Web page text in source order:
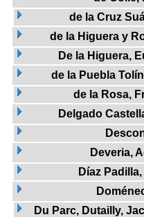
de la Cruz
de la Higuera y
De la Higuera,
de la Puebla
de la Rosa,
Delgado
Deveria,
Díaz
Du Parc, Dutailly,